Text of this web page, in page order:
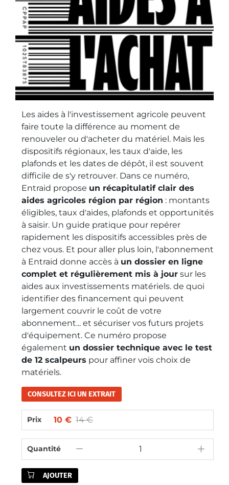
Les aides à l'investissement agricole peuvent
faire toute la différence au moment de
renouveler ou d'acheter du matériel. Mais les
dispositifs régionaux, les taux d'aide, les
plafonds et les dates de dépôt, il est souvent
difficile de s'y retrouver. Dans ce numéro,
Entraid propose un récapitulatif clair des
aides agricoles région par région : montants
éligibles, taux d'aides, plafonds et opportunités
à saisir. Un guide pratique pour repérer
rapidement les dispositifs accessibles près de
chez vous. Et pour aller plus loin, l'abonnement
à Entraid donne accès à un dossier en ligne
complet et régulièrement mis à jour sur les
aides aux investissements matériels. de quoi
identifier des financement qui peuvent
largement couvrir le coût de votre
abonnement... et sécuriser vos futurs projets
d'équipement. Ce numéro propose
également un dossier technique avec le test
de 12 scalpeurs pour affiner vois choix de
matériels.
CONSULTEZ ICI UN EXTRAIT
Prix 10 € 14 €
Quantité
AJOUTER